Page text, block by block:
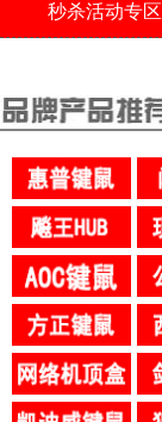
秒杀活动专区